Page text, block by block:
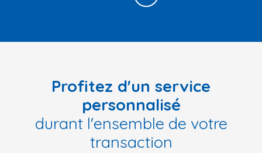
Profitez d'un service
personnalisé
durant l'ensemble de votre
transaction